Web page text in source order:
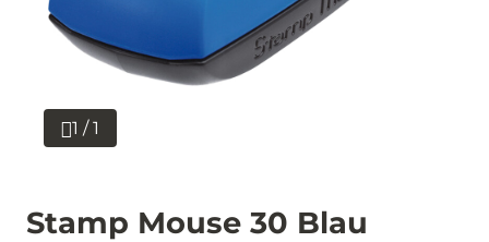
1 / 1
Stamp Mouse 30 Blau